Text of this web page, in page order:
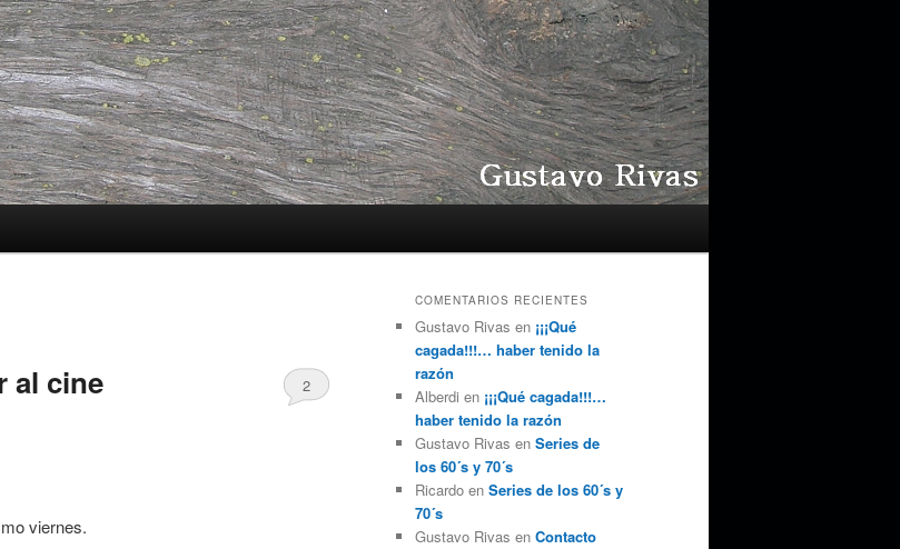
al cine 2
viernes.
COMENTARIOS RECIENTES
Gustavo Rivas en ¡¡¡Qué
cagada!!!… haber tenido la
razón
Alberdi en ¡¡¡Qué cagada!!!…
haber tenido la razón
Gustavo Rivas en Series de
los 60´s y 70´s
Ricardo en Series de los 60´s y
70´s
Gustavo Rivas en Contacto